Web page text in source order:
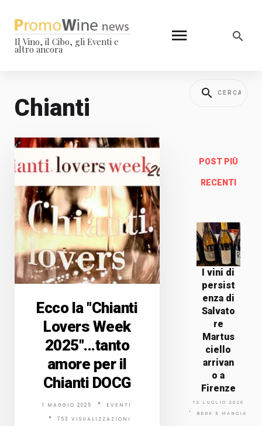
Il Vino, il Cibo, gli Eventi e
altro ancora
Chianti
Ecco la "Chianti
Lovers Week
2025"...tanto
amore per il
Chianti DOCG
1 MAGGIO 2025 EVENTI
753 VISUALIZZAZIONI
POST PIÙ
RECENTI
I vini di
persist
enza di
Salvato
re
Martus
ciello
arrivan
o a
Firenze
12 LUGLIO 2026
BERE E MANGIARE